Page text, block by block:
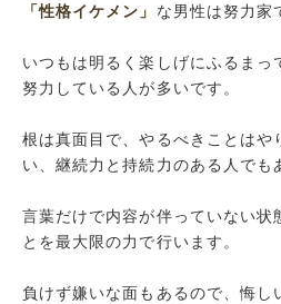
「性格イケメン」 な男性は努力家
いつもは明るく楽しげにふるまっ
努力している人が多いです。
根は真面目で、やるべきことはや
い、継続力と持続力のある人でも
言葉だけで内容が伴っていない状
とを最大限の力で行います。
負けず嫌いな面もあるので、悔し